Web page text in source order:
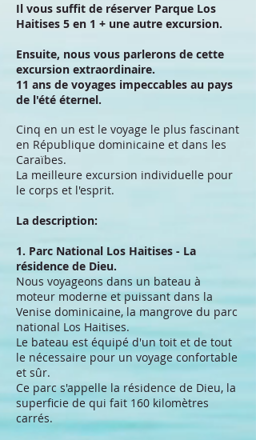
Il vous suffit de réserver Parque Los
Haitises 5 en 1 + une autre excursion.
Ensuite, nous vous parlerons de cette
excursion extraordinaire.
11 ans de voyages impeccables au pays
de l'été éternel.
Cinq en un est le voyage le plus fascinant
en République dominicaine et dans les
Caraïbes.
La meilleure excursion individuelle pour
le corps et l'esprit.
La description:
1. Parc National Los Haitises - La
résidence de Dieu.
Nous voyageons dans un bateau à
moteur moderne et puissant dans la
Venise dominicaine, la mangrove du parc
national Los Haitises.
Le bateau est équipé d'un toit et de tout
le nécessaire pour un voyage confortable
et sûr.
Ce parc s'appelle la résidence de Dieu, la
superficie de ​​qui fait 160 kilomètres
carrés.